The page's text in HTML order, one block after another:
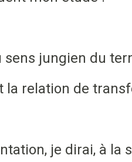
jungien du
la relation de
je dirai, à